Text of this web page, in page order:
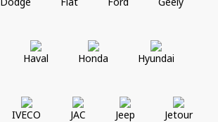
Haval Honda Hyundai
IVECO JAC Jeep Jetour